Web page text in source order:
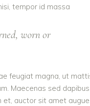
tempor id massa
worn or
feugiat magna, ut
Maecenas sed dapibus
et, auctor sit amet augue.